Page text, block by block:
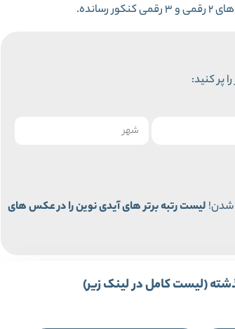
پر کنید:
لیست رتبه برتر های آیدی نوین را در عکس های
(لیست کامل در لینک زیر)